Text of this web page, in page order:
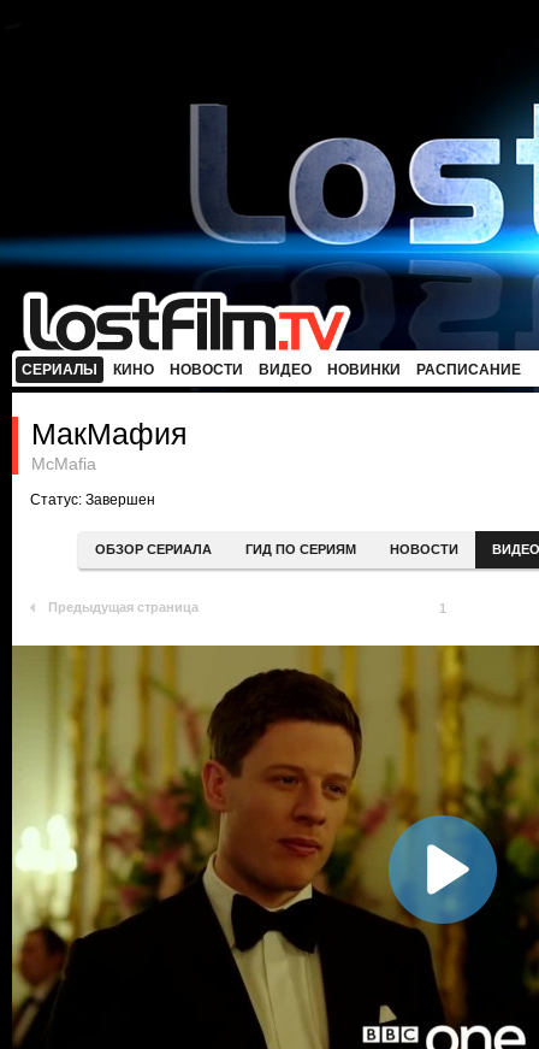
СЕРИАЛЫ КИНО НОВОСТИ ВИДЕО НОВИНКИ РАСПИСАНИЕ
МакМафия
McMafia
Статус: Завершен
ОБЗОР СЕРИАЛА ГИД ПО СЕРИЯМ НОВОСТИ ВИДЕО
Предыдущая страница 1